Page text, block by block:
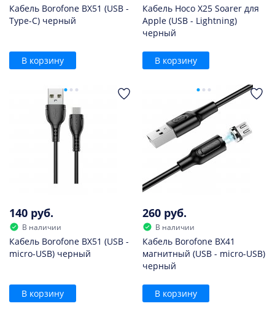
Кабель Borofone BX51 (USB -
Type-C) черный
В корзину
Кабель Hoco X25 Soarer для
Apple (USB - Lightning)
черный
В корзину
140 руб.
В наличии
Кабель Borofone BX51 (USB -
micro-USB) черный
В корзину
260 руб.
В наличии
Кабель Borofone BX41
магнитный (USB - micro-USB)
черный
В корзину